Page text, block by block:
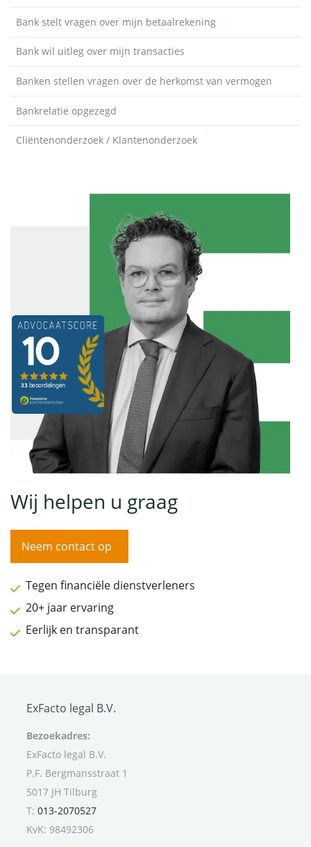
Bank stelt vragen over mijn betaalrekening
Bank wil uitleg over mijn transacties
Banken stellen vragen over de herkomst van vermogen
Bankrelatie opgezegd
Cliëntenonderzoek / Klantenonderzoek
Wij helpen u graag
Neem contact op
Tegen financiële dienstverleners
20+ jaar ervaring
Eerlijk en transparant
ExFacto legal B.V.
Bezoekadres:
ExFacto legal B.V.
P.F. Bergmansstraat 1
5017 JH Tilburg
T: 013-2070527
KvK: 98492306